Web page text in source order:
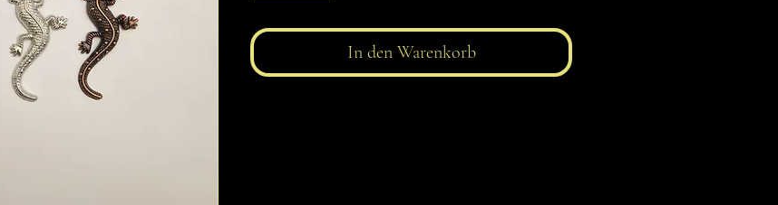
In den Warenkorb